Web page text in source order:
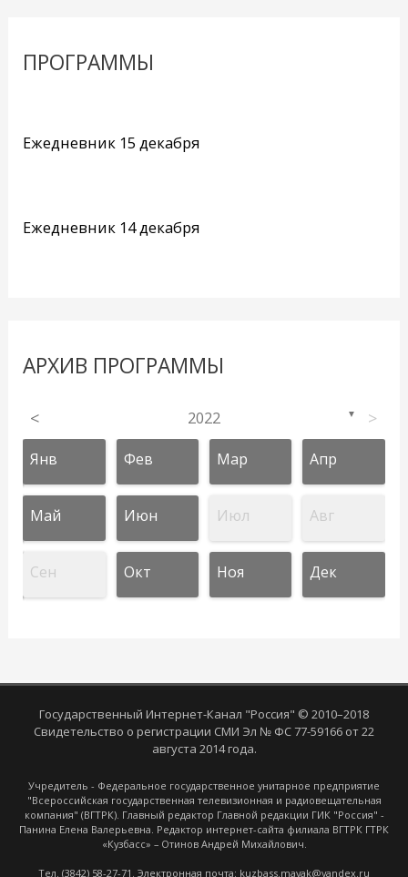
ПРОГРАММЫ
Ежедневник 15 декабря
Ежедневник 14 декабря
АРХИВ ПРОГРАММЫ
< 2022 ▼ >
Янв Фев Мар Апр
Май Июн Июл Авг
Сен Окт Ноя Дек
Государственный Интернет-Канал "Россия" © 2010–2018
Свидетельство о регистрации СМИ Эл № ФС 77-59166 от 22
августа 2014 года.
Учредитель - Федеральное государственное унитарное предприятие
"Всероссийская государственная телевизионная и радиовещательная
компания" (ВГТРК). Главный редактор Главной редакции ГИК "Россия" -
Панина Елена Валерьевна. Редактор интернет-сайта филиала ВГТРК ГТРК
«Кузбасс» – Отинов Андрей Михайлович.
Тел. (3842) 58-27-71. Электронная почта: kuzbass.mayak@yandex.ru